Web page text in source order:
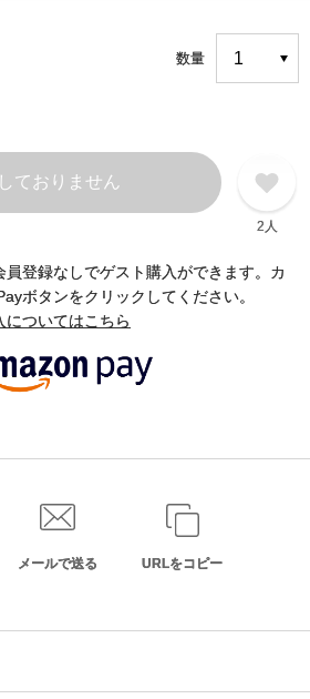
数量
ておりません
2人
登録なしでゲスト購入ができます。カ
ボタンをクリックしてください。
ついてはこちら
メールで送る URLをコピー